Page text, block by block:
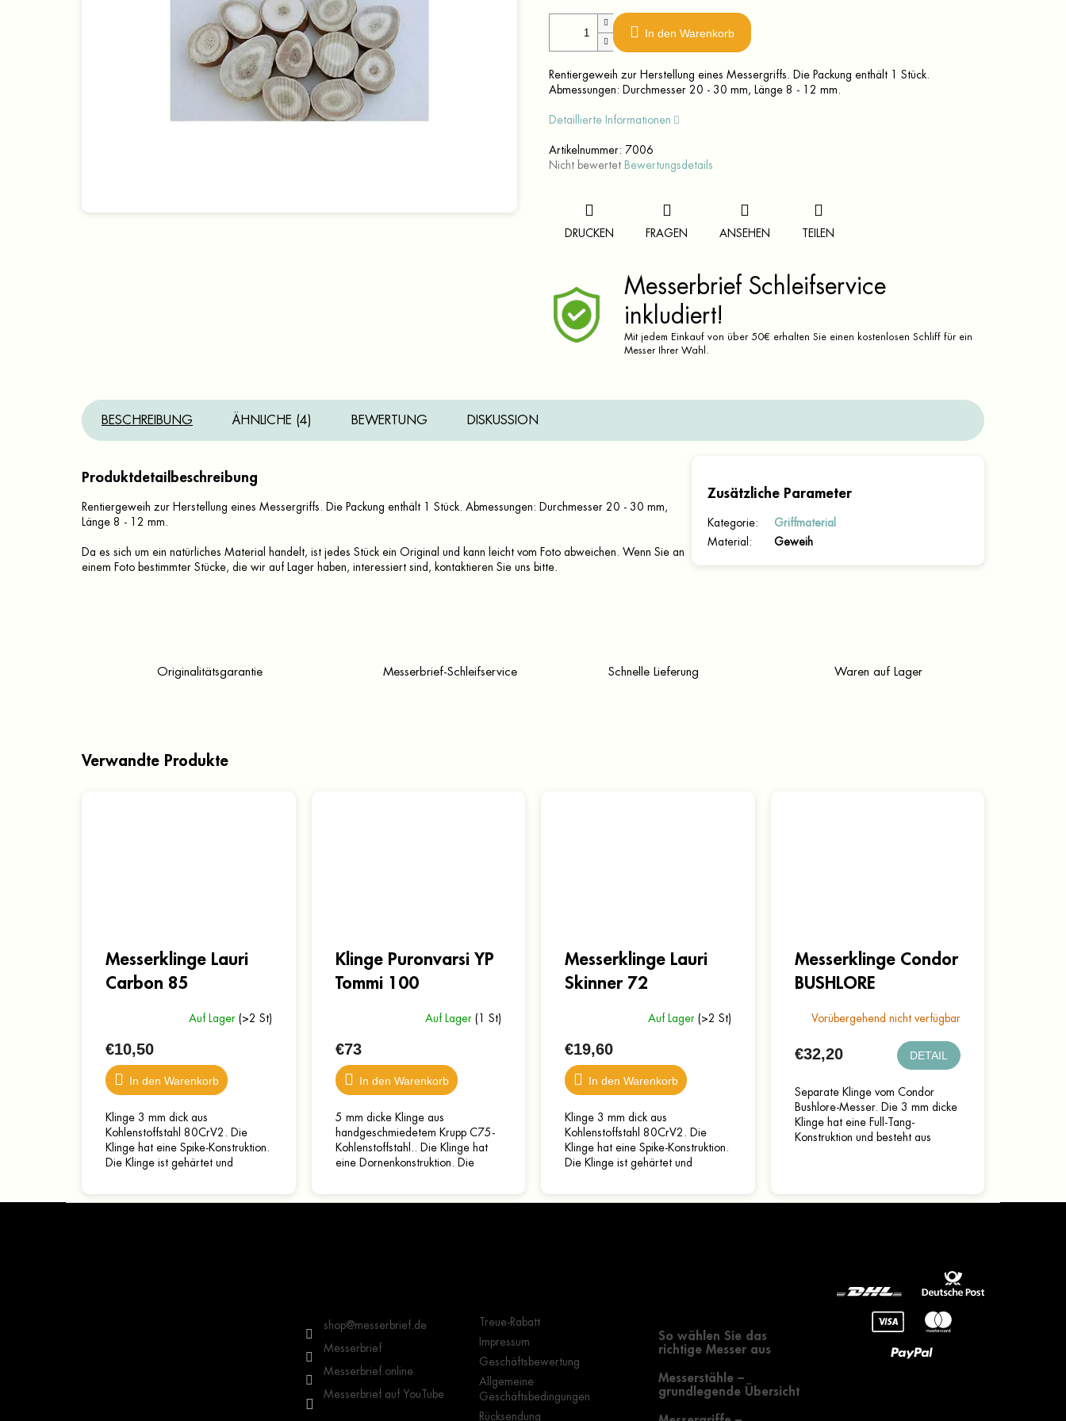
In den Warenkorb
Rentiergeweih zur Herstellung eines Messergriffs. Die Packung enthält 1 Stück.
Abmessungen: Durchmesser 20 - 30 mm, Länge 8 - 12 mm.
Detaillierte Informationen
Artikelnummer: 7006
Die
Nicht bewertet Bewertungsdetails
DRUCKEN FRAGEN ANSEHEN TEILEN
Messerbrief Schleifservice
inkludiert!
Mit jedem Einkauf von über 50€ erhalten Sie einen kostenlosen Schliff für ein
Messer Ihrer Wahl.
BESCHREIBUNG ÄHNLICHE (4) BEWERTUNG DISKUSSION
Produktdetailbeschreibung
Rentiergeweih zur Herstellung eines Messergriffs. Die Packung enthält 1 Stück. Abmessungen: Durchmesser 20 - 30 mm,
Länge 8 - 12 mm.
Da es sich um ein natürliches Material handelt, ist jedes Stück ein Original und kann leicht vom Foto abweichen. Wenn Sie an
einem Foto bestimmter Stücke, die wir auf Lager haben, interessiert sind, kontaktieren Sie uns bitte.
Zusätzliche Parameter
Kategorie:
Griffmaterial
Material : Geweih
Originalitätsgarantie Messerbrief-Schleifservice Schnelle Lieferung Waren auf Lager
Verwandte Produkte
Messerklinge Lauri
Carbon 85
Auf Lager (>2 St)
€10,50
In den Warenkorb
Klinge 3 mm dick aus
Kohlenstoffstahl 80CrV2. Die
Klinge hat eine Spike-Konstruktion.
Die Klinge ist gehärtet und
Gesamtlänge beträgt 20,2 cm,...
Klinge Puronvarsi YP
Tommi 100
Auf Lager (1 St)
€73
In den Warenkorb
5 mm dicke Klinge aus
handgeschmiedetem Krupp C75-
Kohlenstoffstahl.. Die Klinge hat
eine Dornenkonstruktion. Die
gebrauchsfertig. Die...
Messerklinge Lauri
Skinner 72
Auf Lager (>2 St)
€19,60
In den Warenkorb
Klinge 3 mm dick aus
Kohlenstoffstahl 80CrV2. Die
Klinge hat eine Spike-Konstruktion.
Die Klinge ist gehärtet und
Gesamtlänge beträgt 24,5 cm,...
Messerklinge Condor
BUSHLORE
Vorübergehend nicht verfügbar
€32,20 DETAIL
Separate Klinge vom Condor
Bushlore-Messer. Die 3 mm dicke
Klinge hat eine Full-Tang-
Konstruktion und besteht aus
shop@messerbrief.de
Messerbrief
Messerbrief.online
Messerbrief auf YouTube
Treue-Rabatt
Impressum
Geschäftsbewertung
Allgemeine
Geschäftsbedingungen
Rücksendung
So wählen Sie das
richtige Messer aus
Messerstähle –
grundlegende Übersicht